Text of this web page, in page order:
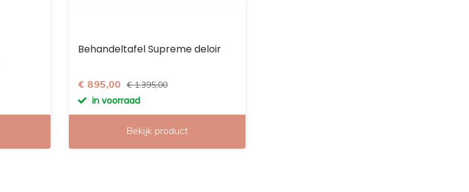
Behandeltafel Supreme deloir
€ 895,00 € 1.395,00
in voorraad
Bekijk product